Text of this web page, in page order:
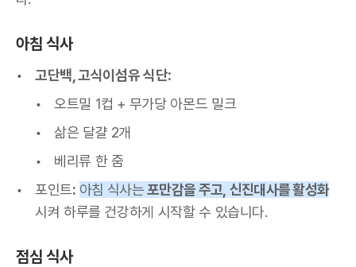
아침 식사
고단백, 고식이섬유 식단:
오트밀 1컵 + 무가당 아몬드 밀크
삶은 달걀 2개
베리류 한 줌
포인트: 아침 식사는포만감을 주고, 신진대사를 활성화
시켜 하루를 건강하게 시작할 수 있습니다.
점심 식사